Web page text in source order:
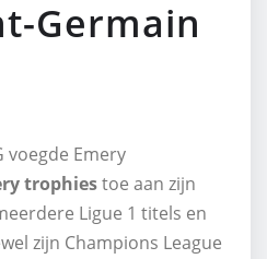
Germain
voegde Emery
trophiestoe aan zijn
Ligue 1 titels en
zijn Champions League